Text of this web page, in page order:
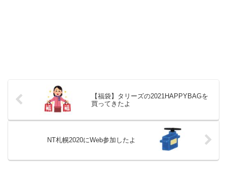
【福袋】タリーズの2021HAPPYBAGを
買ってきたよ
NT札幌2020にWeb参加したよ